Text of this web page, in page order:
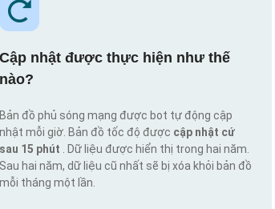
Cập nhật được thực hiện như thế
nào?
Bản đồ phủ sóng mạng được bot tự động cập
nhật mỗi giờ. Bản đồ tốc độ được cập nhật cứ
sau 15 phút
. Dữ liệu được hiển thị trong hai năm.
Sau hai năm, dữ liệu cũ nhất sẽ bị xóa khỏi bản đồ
mỗi tháng một lần.